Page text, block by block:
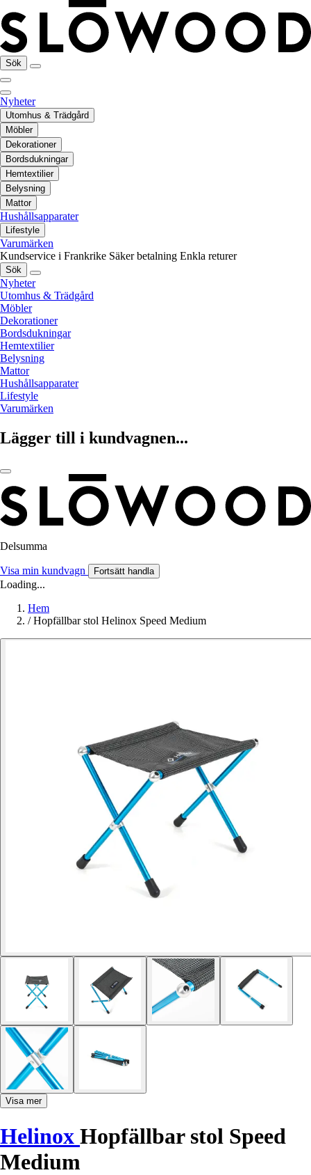
Sök
Nyheter
Utomhus & Trädgård
Möbler
Dekorationer
Bordsdukningar
Hemtextilier
Belysning
Mattor
Hushållsapparater
Lifestyle
Varumärken
Kundservice i Frankrike Säker betalning Enkla returer
Sök
Nyheter
Utomhus & Trädgård
Möbler
Dekorationer
Bordsdukningar
Hemtextilier
Belysning
Mattor
Hushållsapparater
Lifestyle
Varumärken
Lägger till i kundvagnen...
Delsumma
Visa min kundvagn Fortsätt handla
Loading...
Hem
/ Hopfällbar stol Helinox Speed Medium
Visa mer
Helinox Hopfällbar stol Speed
Medium